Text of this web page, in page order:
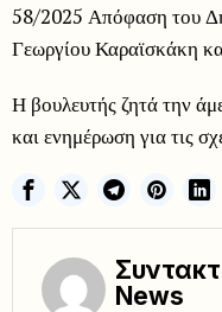
58/2025 Απόφαση του
Γεωργίου Καραϊσκάκη
Η βουλευτής ζητά την
και ενημέρωση για τις
News